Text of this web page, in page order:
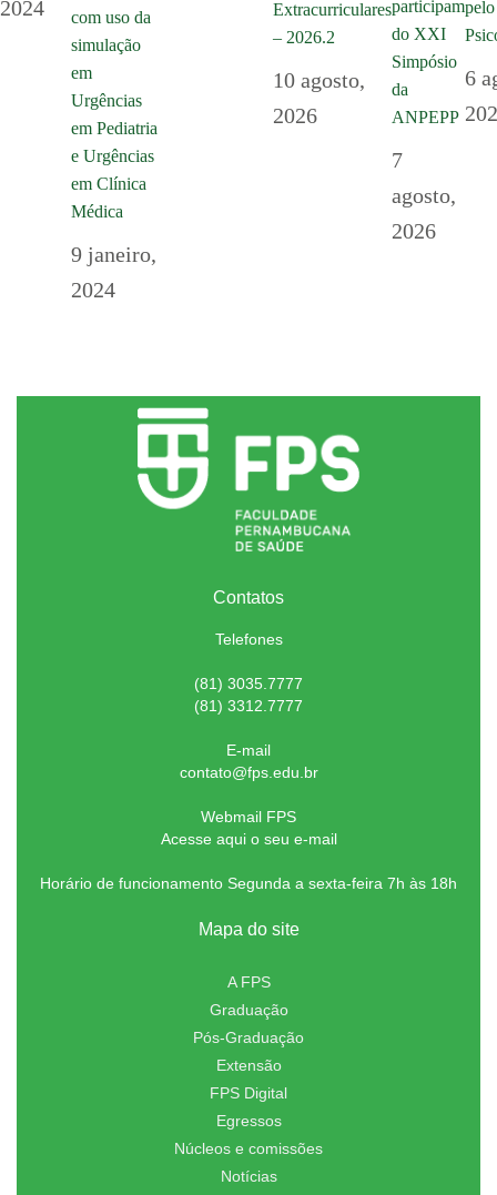
2024
com uso da
simulação
em
Urgências
em Pediatria
e Urgências
em Clínica
Médica
9 janeiro,
2024
Extracurriculares
– 2026.2
10 agosto,
2026
participam
do XXI
Simpósio
da
ANPEPP
7
agosto,
2026
6
Contatos
Telefones
(81) 3035.7777
(81) 3312.7777
E-mail
contato@fps.edu.br
Webmail FPS
Acesse aqui o seu e-mail
Horário de funcionamento Segunda a sexta-feira 7h às 18h
Mapa do site
A FPS
Graduação
Pós-Graduação
Extensão
FPS Digital
Egressos
Núcleos e comissões
Notícias